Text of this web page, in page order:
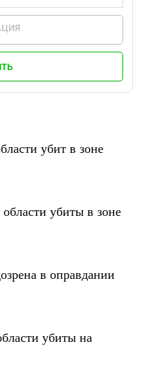
убит в зоне
убиты в зоне
в оправдании
убиты на